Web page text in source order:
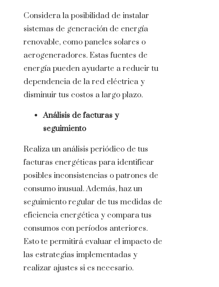
Considera la posibilidad de instalar
sistemas de generación de energía
renovable, como paneles solares o
aerogeneradores. Estas fuentes de
energía pueden ayudarte a reducir tu
dependencia de la red eléctrica y
disminuir tus costos a largo plazo.
Análisis de facturas y
seguimiento
Realiza un análisis periódico de tus
facturas energéticas para identificar
posibles inconsistencias o patrones de
consumo inusual. Además, haz un
seguimiento regular de tus medidas de
eficiencia energética y compara tus
consumos con períodos anteriores.
Esto te permitirá evaluar el impacto de
las estrategias implementadas y
realizar ajustes si es necesario.